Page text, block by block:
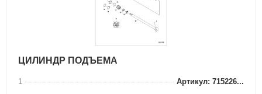
ЦИЛИНДР ПОДЪЕМА
1
Артикул: 715226...